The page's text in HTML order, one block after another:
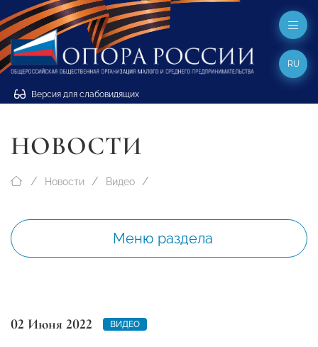
Версия для слабовидящих
RU
НОВОСТИ
Новости Видео
Меню раздела
02 Июня 2022 ВИДЕО